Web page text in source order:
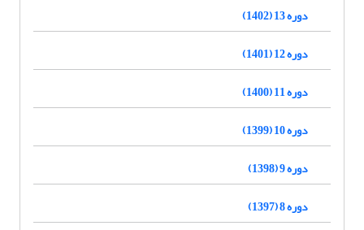
دوره 13 (1402)
دوره 12 (1401)
دوره 11 (1400)
دوره 10 (1399)
دوره 9 (1398)
دوره 8 (1397)